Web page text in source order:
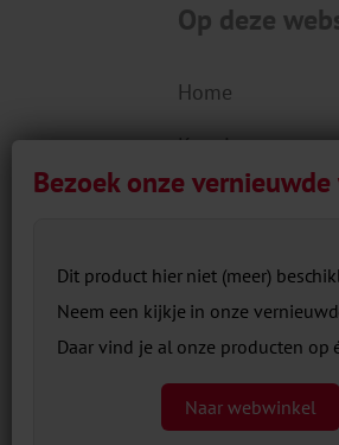
Op deze
Home
Kennis
Aanbod
Over ons
Contact
Dit product hier niet (meer)
Neem een kijkje in onze
Daar vind je al onze producten op
Naar webwinkel